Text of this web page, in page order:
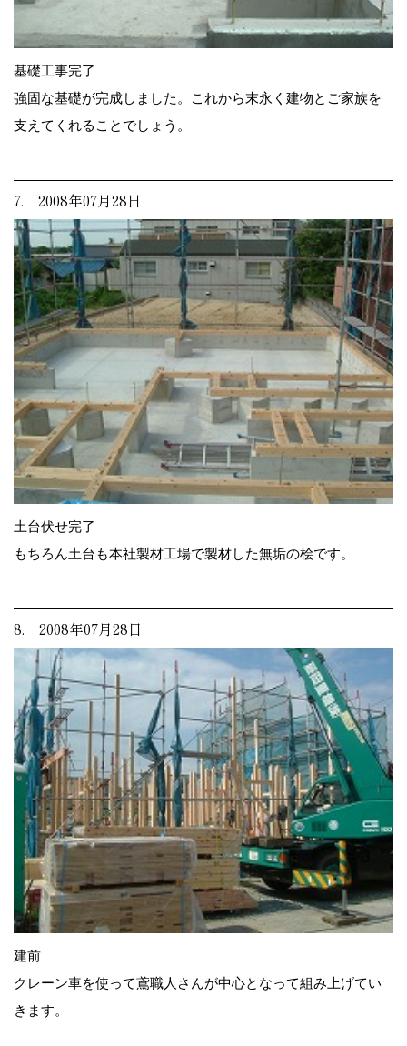
基礎工事完了
強固な基礎が完成しました。これから末永く建物とご家族を
支えてくれることでしょう。
7. 2008年07月28日
土台伏せ完了
もちろん土台も本社製材工場で製材した無垢の桧です。
8. 2008年07月28日
建前
クレーン車を使って鳶職人さんが中心となって組み上げてい
きます。